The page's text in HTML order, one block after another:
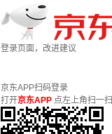
登录页面，改进建议
京东APP扫码登录
打开京东APP 点左上角扫一扫